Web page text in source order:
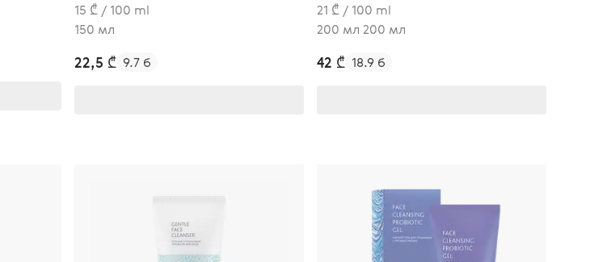
15 ₾ / 100 ml
150 мл
22,5 ₾ 9.7 б
21 ₾ / 100 ml
200 мл 200 мл
42 ₾ 18.9 б